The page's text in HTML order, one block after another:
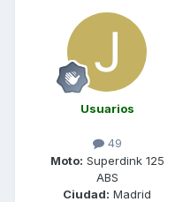
Usuarios
49
Moto: Superdink 125
ABS
Ciudad: Madrid